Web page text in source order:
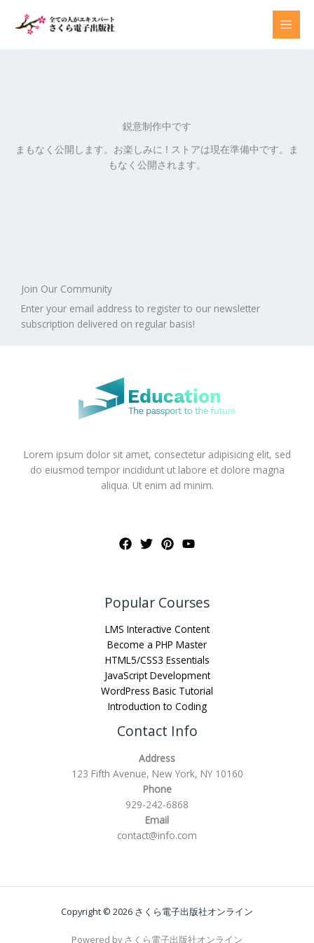
鋭意制作中です
まもなく公開します。お楽しみに ! ストアは現在準備中です。ま
もなく公開されます。
Join Our Community
Enter your email address to register to our newsletter
subscription delivered on regular basis!
Lorem ipsum dolor sit amet, consectetur adipisicing elit, sed
do eiusmod tempor incididunt ut labore et dolore magna
aliqua. Ut enim ad minim.
Popular Courses
LMS Interactive Content
Become a PHP Master
HTML5/CSS3 Essentials
JavaScript Development
WordPress Basic Tutorial
Introduction to Coding
Contact Info
Address
123 Fifth Avenue, New York, NY 10160
Phone
929-242-6868
Email
contact@info.com
Copyright © 2026 さくら電子出版社オンライン
Powered by さくら電子出版社オンライン